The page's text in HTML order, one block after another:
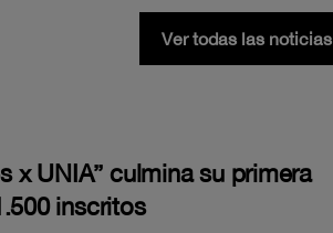
Ver todas las noticias
x UNIA” culmina su primera
inscritos